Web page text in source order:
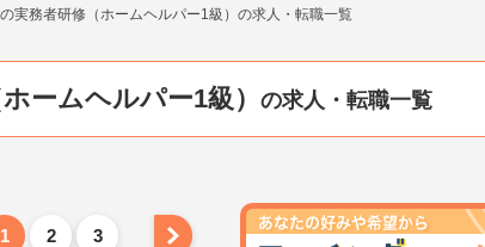
実務者研修（ホームヘルパー1級）の求人・転職一覧
ームヘルパー1級） の求人・転職一覧
1 2 3